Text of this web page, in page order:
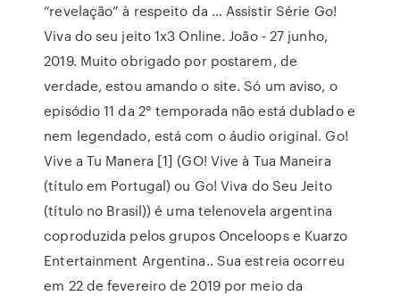
“revelação” à respeito da … Assistir Série Go!
Viva do seu jeito 1x3 Online. João - 27 junho,
2019. Muito obrigado por postarem, de
verdade, estou amando o site. Só um aviso, o
episódio 11 da 2° temporada não está dublado e
nem legendado, está com o áudio original. Go!
Vive a Tu Manera [1] (GO! Vive à Tua Maneira
(título em Portugal) ou Go! Viva do Seu Jeito
(título no Brasil)) é uma telenovela argentina
coproduzida pelos grupos Onceloops e Kuarzo
Entertainment Argentina.. Sua estreia ocorreu
em 22 de fevereiro de 2019 por meio da